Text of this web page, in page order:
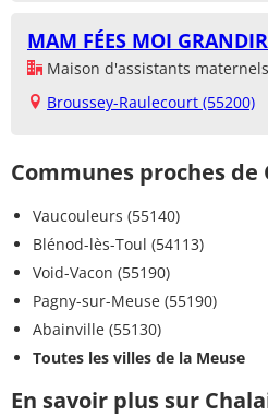
MAM FÉES MOI GRANDIR
Maison d'assistants
Broussey-Raulecourt (55200)
Communes proches de
Vaucouleurs (55140)
Blénod-lès-Toul (54113)
Void-Vacon (55190)
Pagny-sur-Meuse (55190)
Abainville (55130)
Toutes les villes de la Meuse
En savoir plus sur